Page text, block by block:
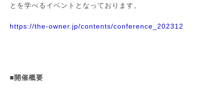
とを学べるイベントとなっております。
https://the-owner.jp/contents/conference_202312
■開催概要